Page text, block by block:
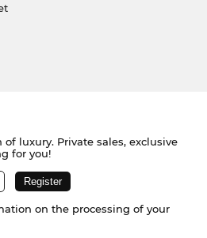
luxury. Private sales, exclusive
for you!
on the processing of your